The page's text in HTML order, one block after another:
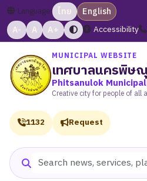
Language: ไทย
English
A-
A A+ Accessibility
MUNICIPAL WEBSITE
เทศบาลนครพิษ
Phitsanulok
Creative city for people of all
Search website
1132 Request